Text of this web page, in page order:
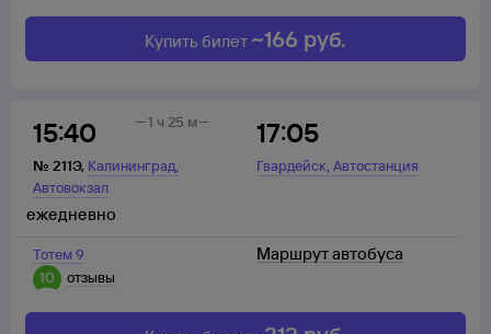
Купить билет ~166 руб.
15:40
№ 211Э, Калининград,
Автовокзал
17:05
Гвардейск,Автостанция
1 ч 25 м
Тотем 9
10
отзывы
ежедневно
Маршрут автобуса